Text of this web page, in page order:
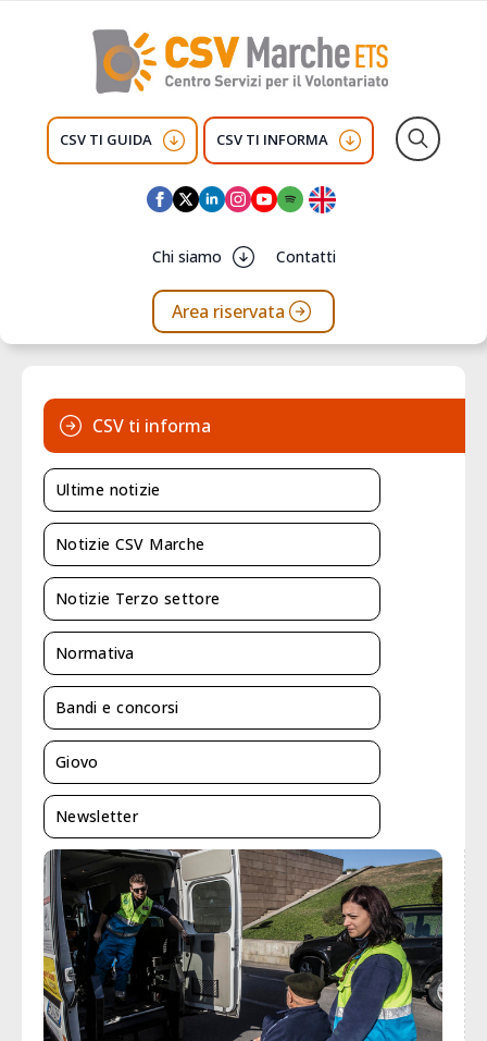
CSV TI GUIDA CSV TI INFORMA
Chi siamo Contatti
Area riservata
CSV ti informa
Ultime notizie
Notizie CSV Marche
Notizie Terzo settore
Normativa
Bandi e concorsi
Giovo
Newsletter